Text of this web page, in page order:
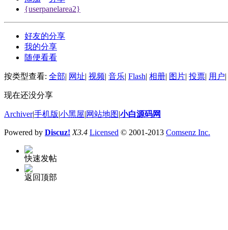
{userpanelarea2}
好友的分享
我的分享
随便看看
按类型查看: 全部 网址 视频 音乐 Flash 相册 图片 投票 用户
现在还没分享
Archiver|手机版 小黑屋 网站地图 小白源码网
Powered by Discuz! X3.4 Licensed © 2001-2013 Comsenz Inc.
快速发帖
返回顶部